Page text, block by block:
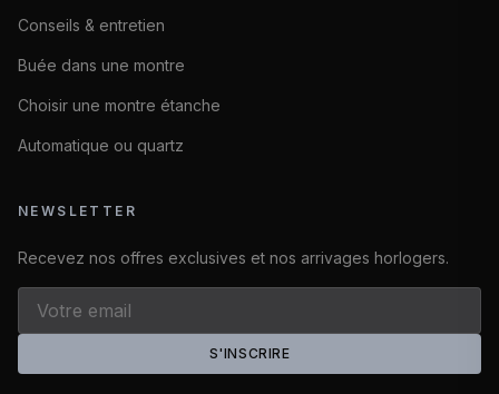
Conseils & entretien
Buée dans une montre
Choisir une montre étanche
Automatique ou quartz
NEWSLETTER
Recevez nos offres exclusives et nos arrivages horlogers.
S'INSCRIRE